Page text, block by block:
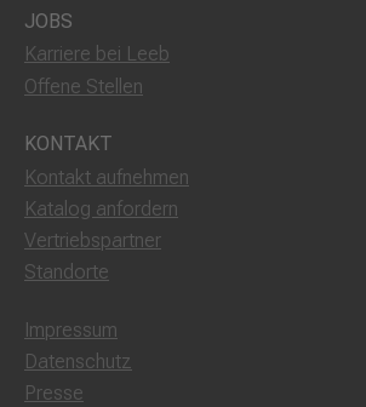
JOBS
Karriere bei Leeb
Offene Stellen
KONTAKT
Kontakt aufnehmen
Katalog anfordern
Vertriebspartner
Standorte
Impressum
Datenschutz
Presse